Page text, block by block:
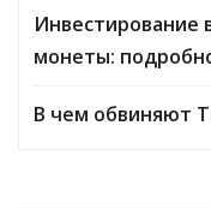
Инвестирование
монеты:
В чем обвиняют